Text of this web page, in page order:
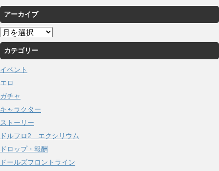
アーカイブ
ア
ー
カ
イ
ブ
カテゴリー
イベント
エロ
ガチャ
キャラクター
ストーリー
ドルフロ2 エクシリウム
ドロップ・報酬
ドールズフロントライン